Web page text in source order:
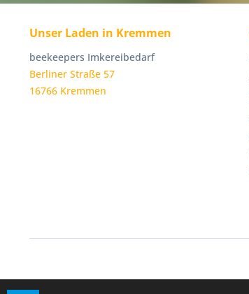
Unser Laden in Kremmen
beekeepers Imkereibedarf
Berliner Straße 57
16766 Kremmen